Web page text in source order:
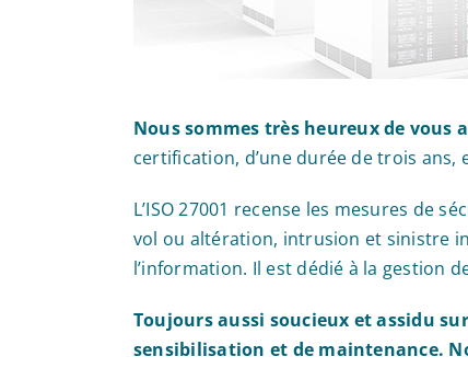
Nous sommes très heureux de vous
certification, d’une durée de trois ans,
L’ISO 27001 recense les mesures de
vol ou altération, intrusion et sinistre
l’information. Il est dédié à la gestion
Toujours aussi soucieux et assidu
sensibilisation et de maintenance.